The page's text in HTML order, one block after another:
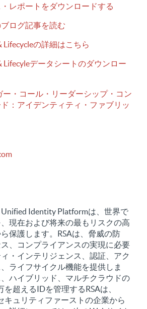
レポートをダウンロードする
ログ記事を読む
Lifecycleの詳細はこちら
Lifecyleデータシートのダウンロー
ー・コール・リーダーシップ・コン
：アイデンティティ・ファブリッ
Unified Identity Platformは、世界で
現在および将来の最もリスクの高
保護します。RSAは、脅威の防
、コンプライアンスの実現に必要
・インテリジェンス、認証、アク
ライフサイクル機能を提供しま
ハイブリッド、マルチクラウドの
超えるIDを管理するRSAは、
キュリティファーストの企業から